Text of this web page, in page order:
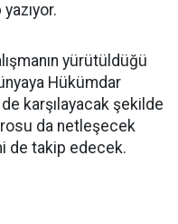
yürütüldüğü
Hükümdar
karşılayacak şekilde
da netleşecek
de takip edecek.